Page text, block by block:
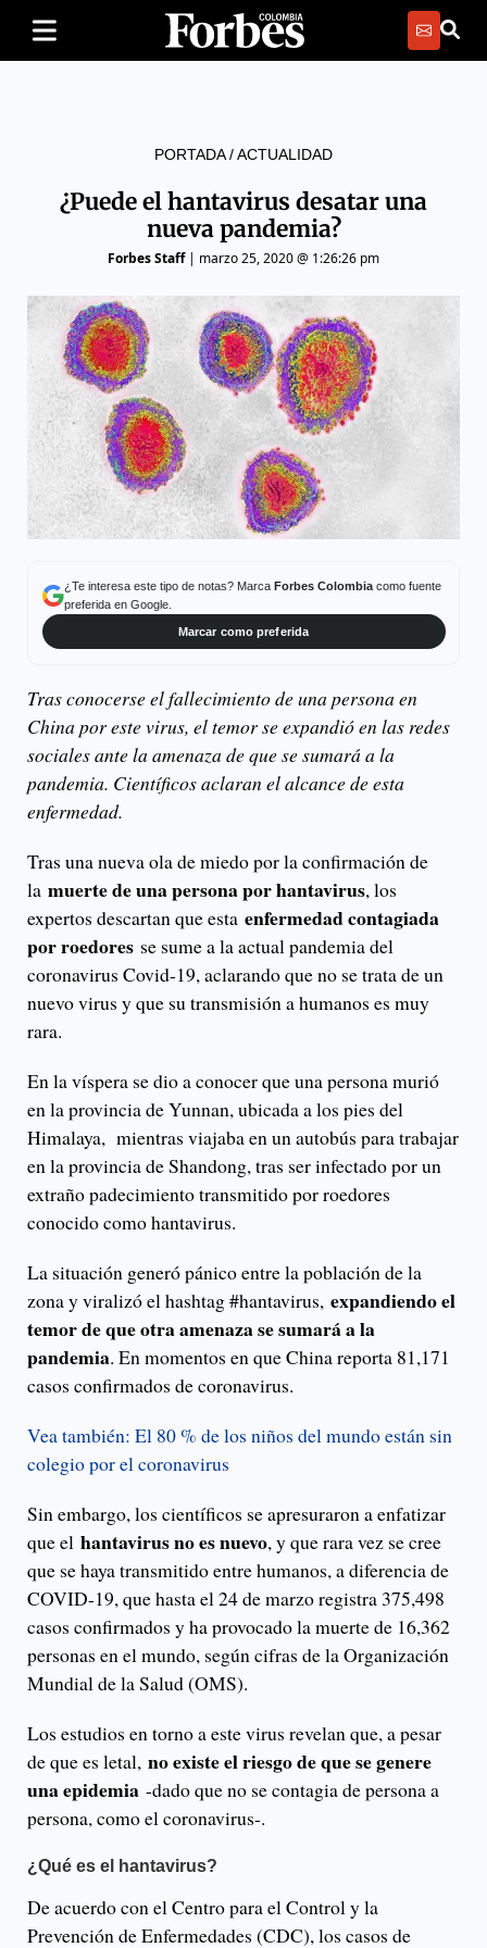
PORTADA/ACTUALIDAD
¿Puede el hantavirus desatar una
nueva pandemia?
Forbes Staff| marzo 25, 2020 @ 1:26:26 pm
¿Te interesa este tipo de notas? Marca Forbes Colombiacomo fuente
preferida en Google.
Marcar como preferida
Tras conocerse el fallecimiento de una persona en
China por este virus, el temor se expandió en las redes
sociales ante la amenaza de que se sumará a la
pandemia. Científicos aclaran el alcance de esta
enfermedad.
Tras una nueva ola de miedo por la confirmación de
la muerte de una persona por hantavirus, los
expertos descartan que esta enfermedad contagiada
por roedores se sume a la actual pandemia del
coronavirus Covid-19, aclarando que no se trata de un
nuevo virus y que su transmisión a humanos es muy
rara.
En la víspera se dio a conocer que una persona murió
en la provincia de Yunnan, ubicada a los pies del
Himalaya, mientras viajaba en un autobús para trabajar
en la provincia de Shandong, tras ser infectado por un
extraño padecimiento transmitido por roedores
conocido como hantavirus.
La situación generó pánico entre la población de la
zona y viralizó el hashtag #hantavirus, expandiendo el
temor de que otra amenaza se sumará a la
pandemia. En momentos en que China reporta 81,171
casos confirmados de coronavirus.
Vea también: El 80 % de los niños del mundo están sin
colegio por el coronavirus
Sin embargo, los científicos se apresuraron a enfatizar
que el hantavirus no es nuevo, y que rara vez se cree
que se haya transmitido entre humanos, a diferencia de
COVID-19, que hasta el 24 de marzo registra 375,498
casos confirmados y ha provocado la muerte de 16,362
personas en el mundo, según cifras de la Organización
Mundial de la Salud (OMS).
Los estudios en torno a este virus revelan que, a pesar
de que es letal, no existe el riesgo de que se genere
una epidemia -dado que no se contagia de persona a
persona, como el coronavirus-.
¿Qué es el hantavirus?
De acuerdo con el Centro para el Control y la
Prevención de Enfermedades (CDC), los casos de